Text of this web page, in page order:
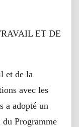
ET DE
et de la
avec les
a adopté un
Programme